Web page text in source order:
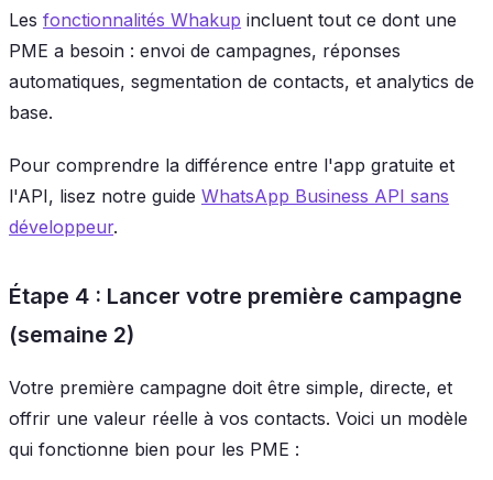
Les fonctionnalités Whakup incluent tout ce dont une
PME a besoin : envoi de campagnes, réponses
automatiques, segmentation de contacts, et analytics de
base.
Pour comprendre la différence entre l'app gratuite et
l'API, lisez notre guide WhatsApp Business API sans
développeur.
Étape 4 : Lancer votre première campagne
(semaine 2)
Votre première campagne doit être simple, directe, et
offrir une valeur réelle à vos contacts. Voici un modèle
qui fonctionne bien pour les PME :